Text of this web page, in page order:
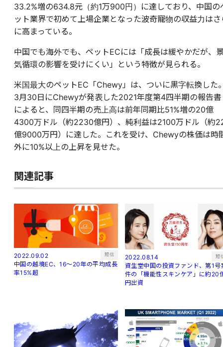
33.2%増の634.8元（約1万900円）に達しており、中国の
ット業界で初めて上場企業となった波奇寵物の収益力はさ
に高まっている。
中国でも海外でも、ペットECには「成長は緩やかだが、
気循環の影響を受けにくい」という特徴が見られる。
米国最大のペットEC「Chewy」は、ついに黒字転換した
3月30日にChewyが発表した2021年度第4四半期の報告書
によると、同四半期の売上高は前年同期比51%増の20億
4300万ドル（約2230億円）、純利益は2100万ドル（約
億9000万円）に達した。これを受け、Chewyの株価は時
外に10%以上の上昇を見せた。
関連記事
2022.09.02 短信
中国の越境EC、16～20年の平均成長
率15%超
2022.08.14 短
資生堂中国の投資ファンド、第1号
件の「機能性スキンケア」に約20
円出資